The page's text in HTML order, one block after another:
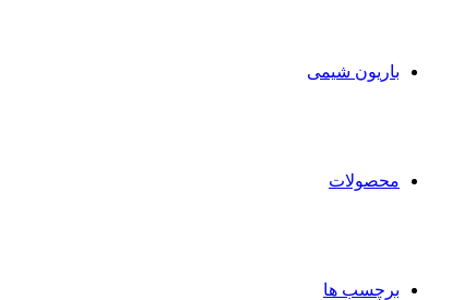
باریون شیمی
محصولات
برچسب ها